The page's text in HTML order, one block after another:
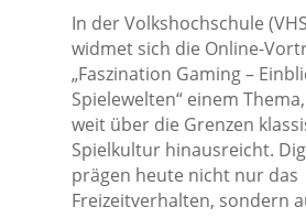
In der Volkshochschule
widmet sich die Online-
„Faszination Gaming –
Spielewelten“ einem
weit über die Grenzen
Spielkultur hinausreicht.
prägen heute nicht nur das
Freizeitverhalten, sondern